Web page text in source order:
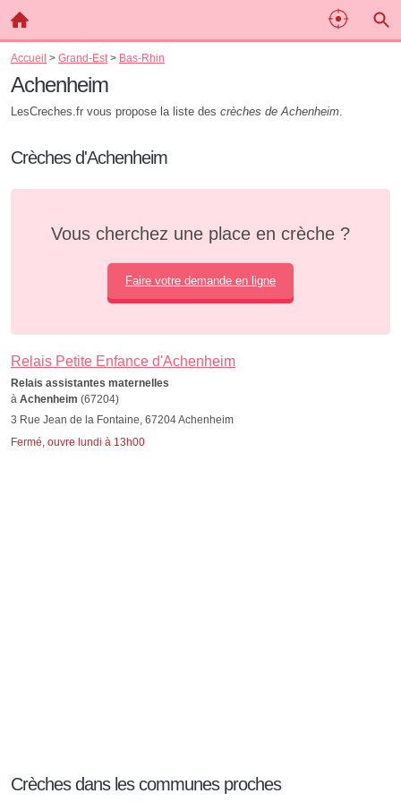
Accueil > Grand-Est > Bas-Rhin
Achenheim
LesCreches.fr vous propose la liste des crèches de Achenheim.
Crèches d'Achenheim
Vous cherchez une place en crèche ?
Faire votre demande en ligne
Relais Petite Enfance d'Achenheim
Relais assistantes maternelles
à Achenheim (67204)
3 Rue Jean de la Fontaine, 67204 Achenheim
Fermé, ouvre lundi à 13h00
Crèches dans les communes proches